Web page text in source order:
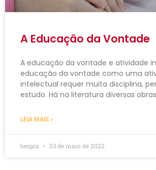
A Educação da Vontade
A educação da vontade e atividade
educação da vontade como uma
intelectual requer muita disciplina,
estudo. Há na literatura diversas obras
LEIA MAIS »
bezpix 23 de maio de 2022